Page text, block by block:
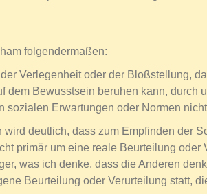
folgendermaßen:
Verlegenheit oder der Bloßstellung,
dem Bewusstsein beruhen kann, durch
sozialen Erwartungen oder Normen
wird deutlich, dass zum Empfinden der
primär um eine reale Beurteilung oder
was ich denke, dass die Anderen
Beurteilung oder Verurteilung statt,